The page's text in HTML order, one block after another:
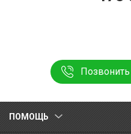
ПОМОЩЬ